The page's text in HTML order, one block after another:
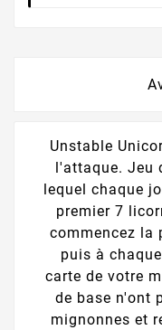
Unstable
l'attaque. Jeu
lequel chaque
premier 7
commencez la
puis à
carte de votre
de base n'ont
mignonnes et